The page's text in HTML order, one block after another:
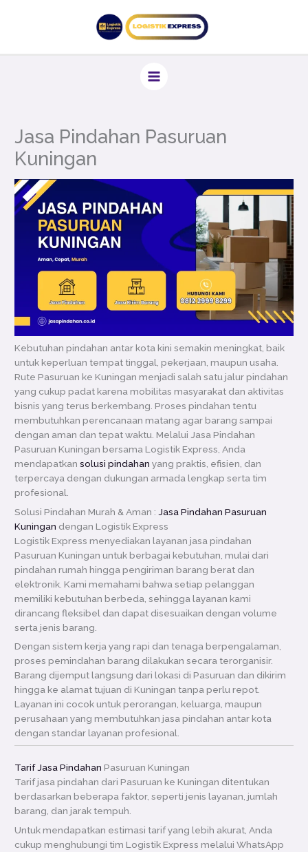
Jasa Pindahan Pasuruan
Kuningan
Kebutuhan pindahan antar kota kini semakin meningkat, baik
untuk keperluan tempat tinggal, pekerjaan, maupun usaha.
Rute Pasuruan ke Kuningan menjadi salah satu jalur pindahan
yang cukup padat karena mobilitas masyarakat dan aktivitas
bisnis yang terus berkembang. Proses pindahan tentu
membutuhkan perencanaan matang agar barang sampai
dengan aman dan tepat waktu. Melalui Jasa Pindahan
Pasuruan Kuningan bersama Logistik Express, Anda
mendapatkansolusi pindahan yang praktis, efisien, dan
terpercaya dengan dukungan armada lengkap serta tim
profesional.
Solusi Pindahan Murah & Aman : Jasa Pindahan Pasuruan
Kuningan dengan Logistik Express
Logistik Express menyediakan layanan jasa pindahan
Pasuruan Kuningan untuk berbagai kebutuhan, mulai dari
pindahan rumah hingga pengiriman barang berat dan
elektronik. Kami memahami bahwa setiap pelanggan
memiliki kebutuhan berbeda, sehingga layanan kami
dirancang fleksibel dan dapat disesuaikan dengan volume
serta jenis barang.
Dengan sistem kerja yang rapi dan tenaga berpengalaman,
proses pemindahan barang dilakukan secara terorganisir.
Barang dijemput langsung dari lokasi di Pasuruan dan dikirim
hingga ke alamat tujuan di Kuningan tanpa perlu repot.
Layanan ini cocok untuk perorangan, keluarga, maupun
perusahaan yang membutuhkan jasa pindahan antar kota
dengan standar layanan profesional.
Tarif Jasa Pindahan Pasuruan Kuningan
Tarif jasa pindahan dari Pasuruan ke Kuningan ditentukan
berdasarkan beberapa faktor, seperti jenis layanan, jumlah
barang, dan jarak tempuh.
Untuk mendapatkan estimasi tarif yang lebih akurat, Anda
cukup menghubungi tim Logistik Express melalui WhatsApp